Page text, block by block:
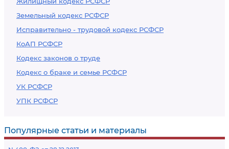
Земельный кодекс РСФСР
Исправительно - трудовой кодекс РСФСР
КоАП РСФСР
Кодекс законов о труде
Кодекс о браке и семье РСФСР
УК РСФСР
УПК РСФСР
Популярные статьи и материалы